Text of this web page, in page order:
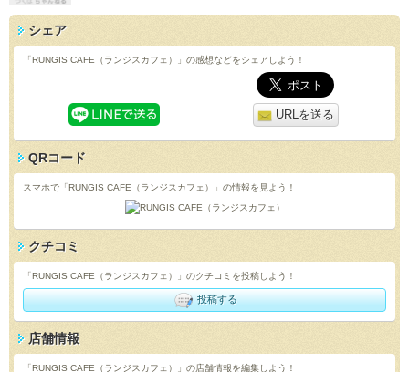
シェア
「RUNGIS CAFE（ランジスカフェ）」の感想などをシェアしよう！
URLを送る
QRコード
スマホで「RUNGIS CAFE（ランジスカフェ）」の情報を見よう！
クチコミ
「RUNGIS CAFE（ランジスカフェ）」のクチコミを投稿しよう！
投稿する
店舗情報
「RUNGIS CAFE（ランジスカフェ）」の店舗情報を編集しよう！